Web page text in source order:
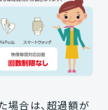
場合は、超過額が